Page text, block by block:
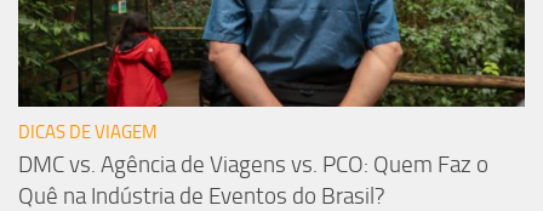
DICAS DE VIAGEM
DMC vs. Agência de Viagens vs. PCO: Quem Faz o
Quê na Indústria de Eventos do Brasil?